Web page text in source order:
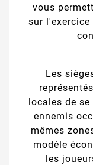
vous
sur l'exercice
Les
locales de
ennemis
mêmes
modèle
les